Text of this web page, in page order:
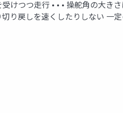
けつつ走行 • • • 操舵角の大き
り戻しを速くしたりしない 一